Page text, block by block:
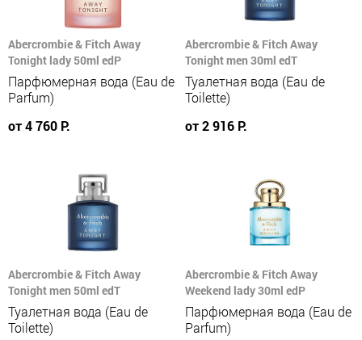
Abercrombie & Fitch Away
Tonight lady 50ml edP
Парфюмерная вода (Eau de
Parfum)
от 4 760 Р.
Abercrombie & Fitch Away
Tonight men 30ml edT
Туалетная вода (Eau de
Toilette)
от 2 916 Р.
Abercrombie & Fitch Away
Tonight men 50ml edT
Туалетная вода (Eau de
Toilette)
Abercrombie & Fitch Away
Weekend lady 30ml edP
Парфюмерная вода (Eau de
Parfum)